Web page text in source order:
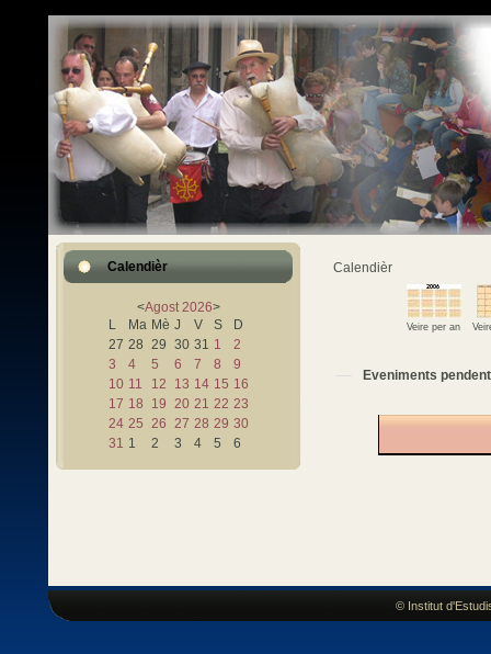
Calendièr
<Agost 2026>
L
Ma Mè J V S
D
27 28 29 30 31 1
2
3
4 5 6 7 8
9
10 11 12 13 14 15 16
17 18 19 20 21 22 23
24 25 26 27 28 29 30
31 1 2 3 4 5 6
Calendièr
Veire per an
Eveniments pendent
© Institut